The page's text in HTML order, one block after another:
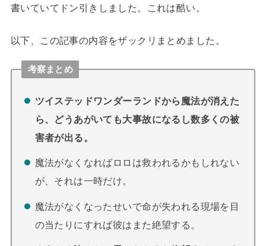
書いていてドン引きしました。これは酷い。
以下、この記事の内容をザックリまとめました。
考察まとめ
ツイステッドワンダーランドから魔法が消えた
ら、どうあがいても大事故になるし数多くの被
害者が出る。
魔法がなくなればロロは救われるかもしれない
が、それは一時だけ。
魔法がなくなったせいで命が失われる現場を目
の当たりにすれば彼はまた絶望する。